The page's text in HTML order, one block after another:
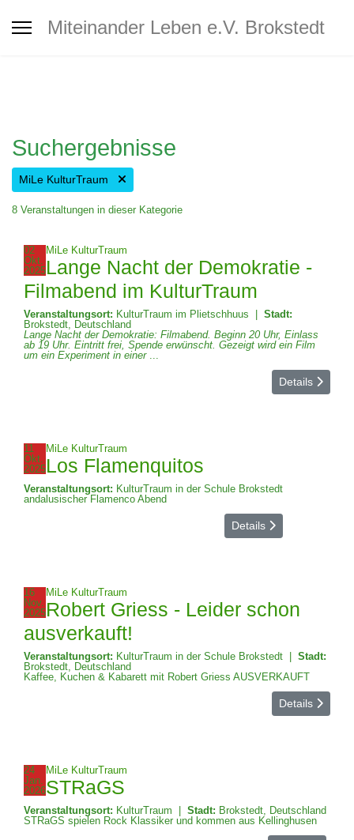
Miteinander Leben e.V. Brokstedt
MiLe Veranstaltungskalender
zurück
Suchergebnisse
MiLe KulturTraum
8 Veranstaltungen in dieser Kategorie
02
Okt.
2025
MiLe KulturTraum
Lange Nacht der Demokratie -
Filmabend im KulturTraum
Veranstaltungsort: KulturTraum im Plietschhuus
Stadt:
Brokstedt, Deutschland
Lange Nacht der Demokratie: Filmabend. Beginn 20 Uhr, Einlass
ab 19 Uhr. Eintritt frei, Spende erwünscht. Gezeigt wird ein Film
um ein Experiment in einer...
Details
11
Okt.
2025
MiLe KulturTraum
Los Flamenquitos
Veranstaltungsort: KulturTraum in der Schule Brokstedt
andalusischer Flamenco Abend
Details
16
Nov.
2025
MiLe KulturTraum
Robert Griess - Leider schon
ausverkauft!
Veranstaltungsort: KulturTraum in der Schule Brokstedt
Stadt:
Brokstedt, Deutschland
Kaffee, Kuchen & Kabarett mit Robert Griess AUSVERKAUFT
Details
24
Jan.
2026
MiLe KulturTraum
STRaGS
Veranstaltungsort: KulturTraum Stadt: Brokstedt, Deutschland
STRaGS spielen Rock Klassiker und kommen aus Kellinghusen